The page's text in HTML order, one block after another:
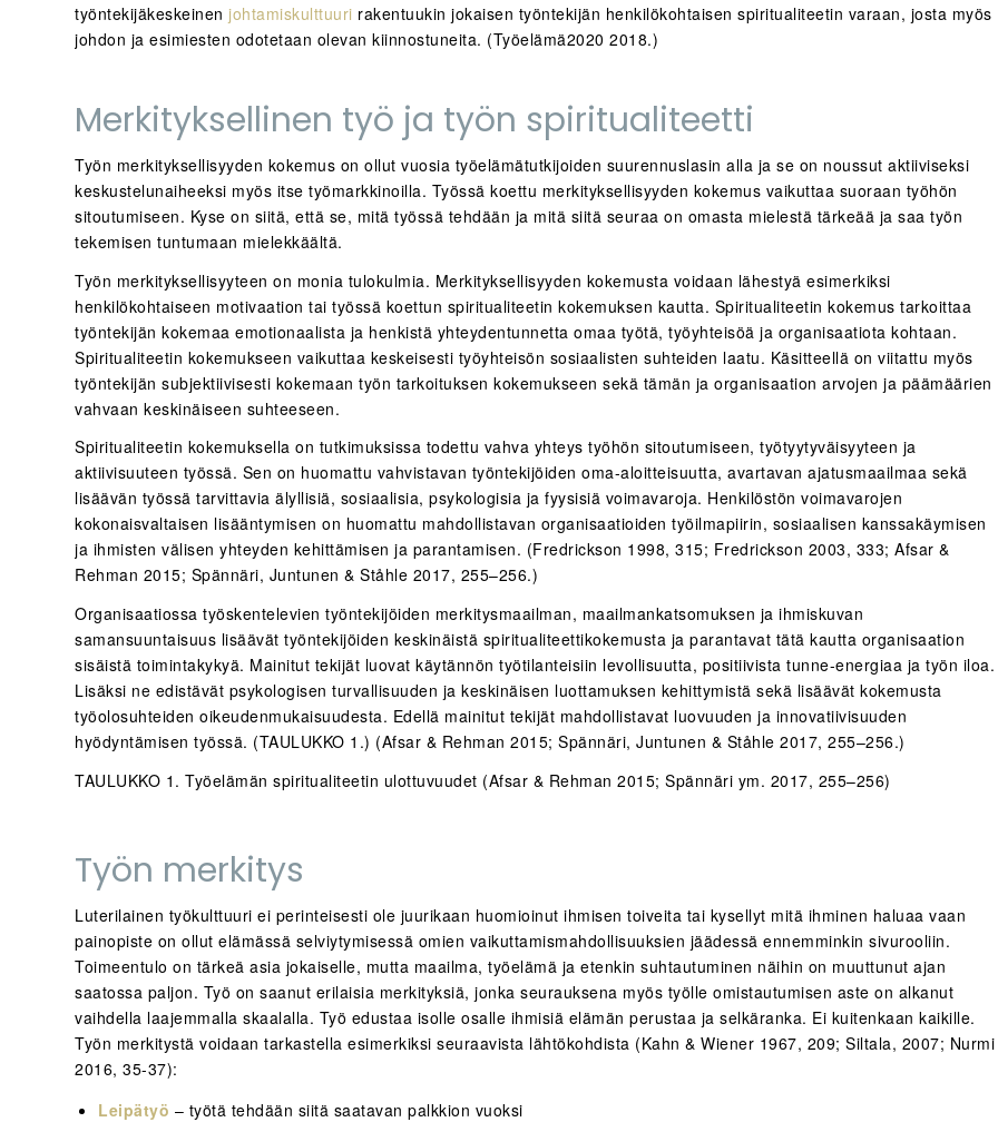
työntekijäkeskeinen johtamiskulttuuri rakentuukin jokaisen työntekijän henkilökohtaisen spiritualiteetin varaan, josta myös
johdon ja esimiesten odotetaan olevan kiinnostuneita. (Työelämä2020 2018.)
Merkityksellinen työ ja työn spiritualiteetti
Työn merkityksellisyyden kokemus on ollut vuosia työelämätutkijoiden suurennuslasin alla ja se on noussut aktiiviseksi
keskustelunaiheeksi myös itse työmarkkinoilla. Työssä koettu merkityksellisyyden kokemus vaikuttaa suoraan työhön
sitoutumiseen. Kyse on siitä, että se, mitä työssä tehdään ja mitä siitä seuraa on omasta mielestä tärkeää ja saa työn
tekemisen tuntumaan mielekkäältä.
Työn merkityksellisyyteen on monia tulokulmia. Merkityksellisyyden kokemusta voidaan lähestyä esimerkiksi
henkilökohtaiseen motivaation tai työssä koettun spiritualiteetin kokemuksen kautta. Spiritualiteetin kokemus tarkoittaa
työntekijän kokemaa emotionaalista ja henkistä yhteydentunnetta omaa työtä, työyhteisöä ja organisaatiota kohtaan.
Spiritualiteetin kokemukseen vaikuttaa keskeisesti työyhteisön sosiaalisten suhteiden laatu. Käsitteellä on viitattu myös
työntekijän subjektiivisesti kokemaan työn tarkoituksen kokemukseen sekä tämän ja organisaation arvojen ja päämäärien
vahvaan keskinäiseen suhteeseen.
Spiritualiteetin kokemuksella on tutkimuksissa todettu vahva yhteys työhön sitoutumiseen, työtyytyväisyyteen ja
aktiivisuuteen työssä. Sen on huomattu vahvistavan työntekijöiden oma-aloitteisuutta, avartavan ajatusmaailmaa sekä
lisäävän työssä tarvittavia älyllisiä, sosiaalisia, psykologisia ja fyysisiä voimavaroja. Henkilöstön voimavarojen
kokonaisvaltaisen lisääntymisen on huomattu mahdollistavan organisaatioiden työilmapiirin, sosiaalisen kanssakäymisen
ja ihmisten välisen yhteyden kehittämisen ja parantamisen. (Fredrickson 1998, 315; Fredrickson 2003, 333; Afsar &
Rehman 2015; Spännäri, Juntunen & Ståhle 2017, 255–256.)
Organisaatiossa työskentelevien työntekijöiden merkitysmaailman, maailmankatsomuksen ja ihmiskuvan
samansuuntaisuus lisäävät työntekijöiden keskinäistä spiritualiteettikokemusta ja parantavat tätä kautta organisaation
sisäistä toimintakykyä. Mainitut tekijät luovat käytännön työtilanteisiin levollisuutta, positiivista tunne-energiaa ja työn iloa.
Lisäksi ne edistävät psykologisen turvallisuuden ja keskinäisen luottamuksen kehittymistä sekä lisäävät kokemusta
työolosuhteiden oikeudenmukaisuudesta. Edellä mainitut tekijät mahdollistavat luovuuden ja innovatiivisuuden
hyödyntämisen työssä. (TAULUKKO 1.) (Afsar & Rehman 2015; Spännäri, Juntunen & Ståhle 2017, 255–256.)
TAULUKKO 1. Työelämän spiritualiteetin ulottuvuudet (Afsar & Rehman 2015; Spännäri ym. 2017, 255–256)
Työn merkitys
Luterilainen työkulttuuri ei perinteisesti ole juurikaan huomioinut ihmisen toiveita tai kysellyt mitä ihminen haluaa vaan
painopiste on ollut elämässä selviytymisessä omien vaikuttamismahdollisuuksien jäädessä ennemminkin sivurooliin.
Toimeentulo on tärkeä asia jokaiselle, mutta maailma, työelämä ja etenkin suhtautuminen näihin on muuttunut ajan
saatossa paljon. Työ on saanut erilaisia merkityksiä, jonka seurauksena myös työlle omistautumisen aste on alkanut
vaihdella laajemmalla skaalalla. Työ edustaa isolle osalle ihmisiä elämän perustaa ja selkäranka. Ei kuitenkaan kaikille.
Työn merkitystä voidaan tarkastella esimerkiksi seuraavista lähtökohdista (Kahn & Wiener 1967, 209; Siltala, 2007; Nurmi
2016, 35-37):
Leipätyö – työtä tehdään siitä saatavan palkkion vuoksi